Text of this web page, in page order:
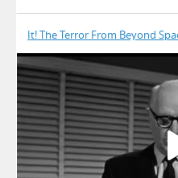
It! The Terror From Beyond